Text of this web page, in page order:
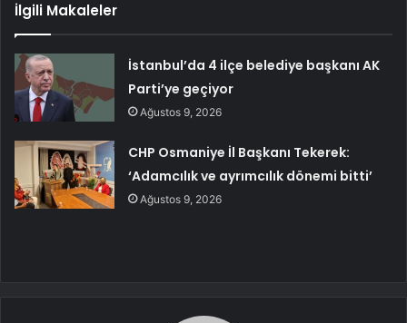
İlgili Makaleler
İstanbul’da 4 ilçe belediye başkanı AK
Parti’ye geçiyor
Ağustos 9, 2026
CHP Osmaniye İl Başkanı Tekerek:
‘Adamcılık ve ayrımcılık dönemi bitti’
Ağustos 9, 2026